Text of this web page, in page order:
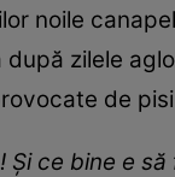
noile
zilele
de
Și ce bine e